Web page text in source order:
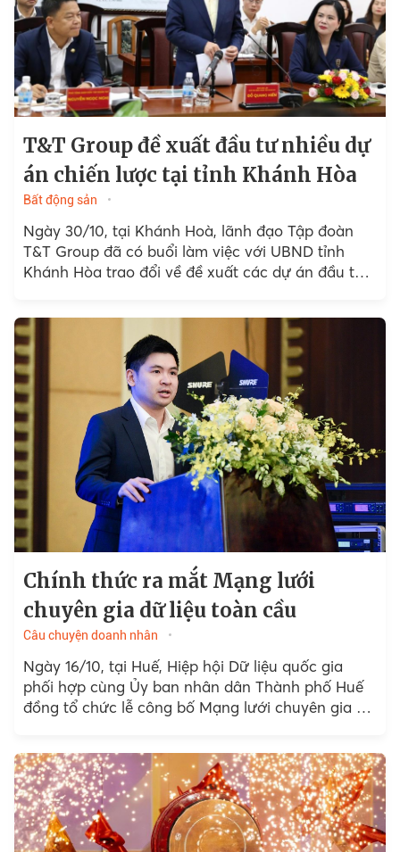
T&T Group đề xuất đầu tư nhiều dự
án chiến lược tại tỉnh Khánh Hòa
Bất động sản
Ngày 30/10, tại Khánh Hoà, lãnh đạo Tập đoàn
T&T Group đã có buổi làm việc với UBND tỉnh
Khánh Hòa trao đổi về đề xuất các dự án đầu tư
Chính thức ra mắt Mạng lưới
chuyên gia dữ liệu toàn cầu
Câu chuyện doanh nhân
Ngày 16/10, tại Huế, Hiệp hội Dữ liệu quốc gia
phối hợp cùng Ủy ban nhân dân Thành phố Huế
đồng tổ chức lễ công bố Mạng lưới chuyên gia dữ